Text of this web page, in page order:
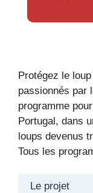
Protégez le
passionnés par
programme
Portugal, dans
loups devenus
Tous les
Le projet